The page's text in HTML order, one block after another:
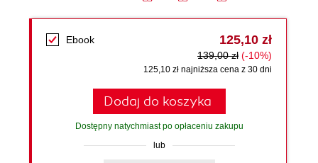
Ebook 125,10 zł
139,00 zł (-10%)
125,10 zł najniższa cena z 30 dni
Dodaj do koszyka
Dostępny natychmiast po opłaceniu zakupu
lub